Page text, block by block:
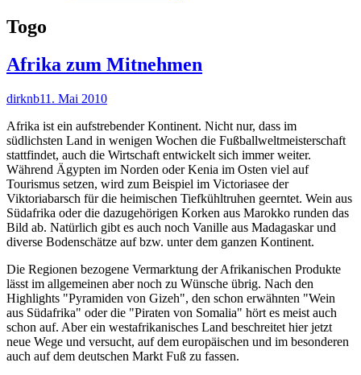
Schlagwort:
Togo
Afrika zum Mitnehmen
Autor
dirknbVeröffentlicht
11. Mai 2010
Afrika ist ein aufstrebender Kontinent. Nicht nur, dass im
südlichsten Land in wenigen Wochen die Fußballweltmeisterschaft
stattfindet, auch die Wirtschaft entwickelt sich immer weiter.
Während Ägypten im Norden oder Kenia im Osten viel auf
Tourismus setzen, wird zum Beispiel im Victoriasee der
Viktoriabarsch für die heimischen Tiefkühltruhen geerntet. Wein aus
Südafrika oder die dazugehörigen Korken aus Marokko runden das
Bild ab. Natürlich gibt es auch noch Vanille aus Madagaskar und
diverse Bodenschätze auf bzw. unter dem ganzen Kontinent.
Die Regionen bezogene Vermarktung der Afrikanischen Produkte
lässt im allgemeinen aber noch zu Wünsche übrig. Nach den
Highlights "Pyramiden von Gizeh", den schon erwähnten "Wein
aus Südafrika" oder die "Piraten von Somalia" hört es meist auch
schon auf. Aber ein westafrikanisches Land beschreitet hier jetzt
neue Wege und versucht, auf dem europäischen und im besonderen
auch auf dem deutschen Markt Fuß zu fassen.